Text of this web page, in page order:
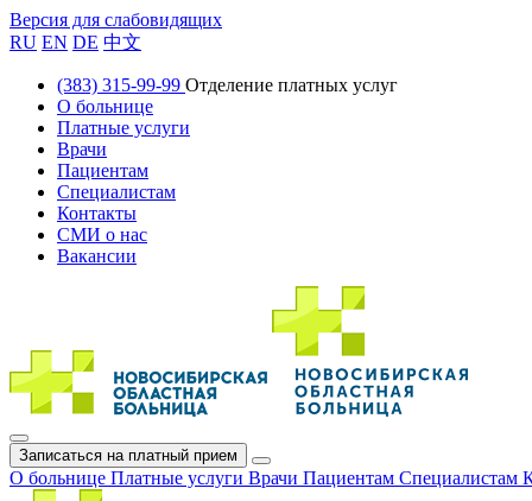
Версия для слабовидящих
RU EN DE 中文
(383) 315-99-99 Отделение платных услуг
О больнице
Платные услуги
Врачи
Пациентам
Специалистам
Контакты
СМИ о нас
Вакансии
Записаться на платный прием
О больнице Платные услуги Врачи Пациентам Специалистам